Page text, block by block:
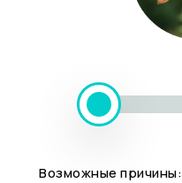
Возможные причины: